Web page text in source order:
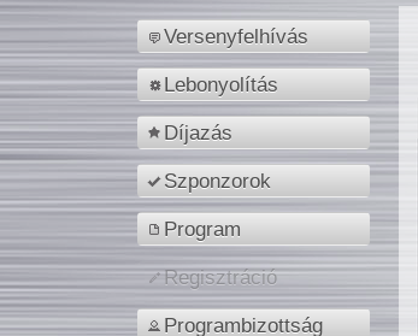
Versenyfelhívás
Lebonyolítás
Díjazás
Szponzorok
Program
Regisztráció
Programbizottság